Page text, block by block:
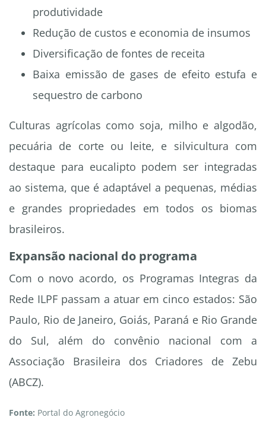
produtividade
Redução de custos e economia de insumos
Diversificação de fontes de receita
Baixa emissão de gases de efeito estufa e
sequestro de carbono
Culturas agrícolas como soja, milho e algodão,
pecuária de corte ou leite, e silvicultura com
destaque para eucalipto podem ser integradas
ao sistema, que é adaptável a pequenas, médias
e grandes propriedades em todos os biomas
brasileiros.
Expansão nacional do programa
Com o novo acordo, os Programas Integras da
Rede ILPF passam a atuar em cinco estados: São
Paulo, Rio de Janeiro, Goiás, Paraná e Rio Grande
do Sul, além do convênio nacional com a
Associação Brasileira dos Criadores de Zebu
(ABCZ).
Fonte: Portal do Agronegócio